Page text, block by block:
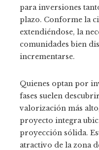
para inversiones
plazo. Conforme la
extendiéndose, la
comunidades bien
incrementarse.
Quienes optan por
fases suelen
valorización más
proyecto integra
proyección sólida.
atractivo de la zona